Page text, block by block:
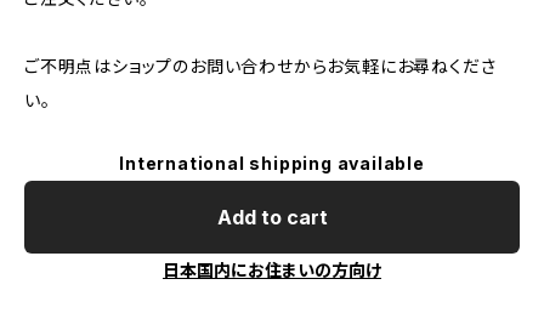
ご不明点はショップのお問い合わせからお気軽にお尋ねくださ
い。
International shipping available
Add to cart
日本国内にお住まいの方向け